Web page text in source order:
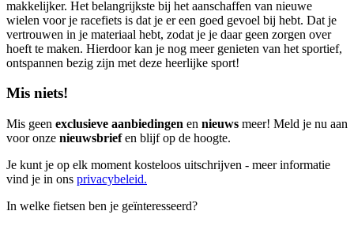
makkelijker. Het belangrijkste bij het aanschaffen van nieuwe
wielen voor je racefiets is dat je er een goed gevoel bij hebt. Dat je
vertrouwen in je materiaal hebt, zodat je je daar geen zorgen over
hoeft te maken. Hierdoor kan je nog meer genieten van het sportief,
ontspannen bezig zijn met deze heerlijke sport!
Mis niets!
Mis geen exclusieve aanbiedingen en nieuws meer! Meld je nu aan
voor onze nieuwsbriefen blijf op de hoogte.
Je kunt je op elk moment kosteloos uitschrijven - meer informatie
vind je in ons privacybeleid.
In welke fietsen ben je geïnteresseerd?